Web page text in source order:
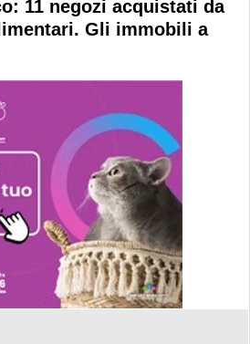
11 negozi acquistati da
Gli immobili a